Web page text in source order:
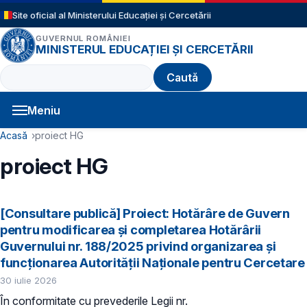
Sari la conținutul principal
Site oficial al Ministerului Educației și Cercetării
GUVERNUL ROMÂNIEI
MINISTERUL EDUCAȚIEI ȘI CERCETĂRII
Caută
Meniu
Navigație principală
Cale de navigare
Acasă proiect HG
proiect HG
[Consultare publică] Proiect: Hotărâre de Guvern
pentru modificarea și completarea Hotărârii
Guvernului nr. 188/2025 privind organizarea şi
funcţionarea Autorităţii Naţionale pentru Cercetare
30 iulie 2026
În conformitate cu prevederile Legii nr.